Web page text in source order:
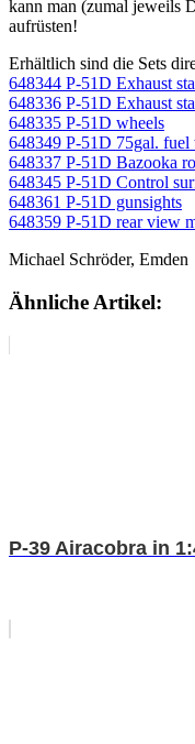
kann man (zumal jeweils
aufrüsten!
Erhältlich sind die Sets
648344 P-51D Exhaust
648336 P-51D Exhaust
648335 P-51D wheels
648349 P-51D 75gal. fuel
648337 P-51D Bazooka
648345 P-51D Control
648361 P-51D gunsights
648359 P-51D rear view
Michael Schröder, Emden
Ähnliche Artikel:
P-39 Airacobra in